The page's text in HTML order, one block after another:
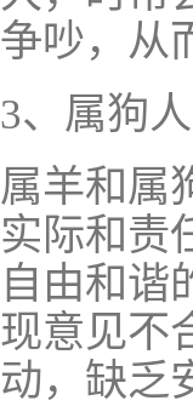
争吵，从
3、属狗人
属羊和属
实际和责
自由和谐
现意见不
动，缺乏